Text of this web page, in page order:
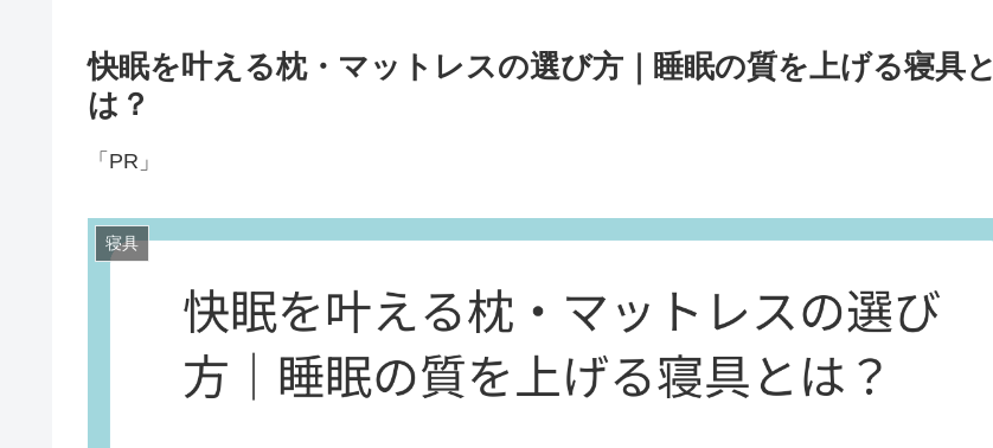
快眠を叶える枕・マットレスの選び方｜睡眠の質を上げる寝具と
は？
「PR」
寝具